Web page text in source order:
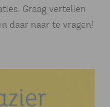
Graag vertellen
daar naar te vragen!